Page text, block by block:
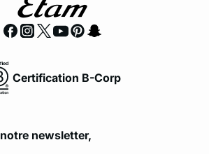
Certification B-Corp
newsletter,